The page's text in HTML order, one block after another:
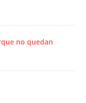
no quedan